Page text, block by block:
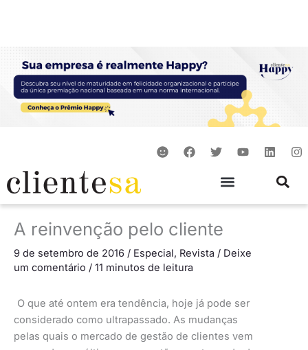
S
m
F
a
o
k
T
w
e
Y
o
b
L
i
d
I
n
g
A reinvenção pelo cliente
9 de setembro de 2016 / Especial, Revista / Deixe
um comentário / 11 minutos de leitura
O que até ontem era tendência, hoje já pode ser
considerado como ultrapassado. As mudanças
pelas quais o mercado de gestão de clientes vem